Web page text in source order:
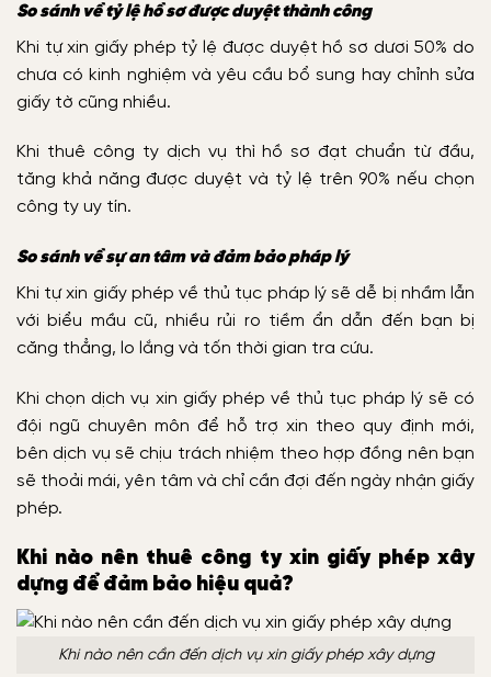
So sánh về tỷ lệ hồ sơ được duyệt thành công
Khi tự xin giấy phép tỷ lệ được duyệt hồ sơ dươi 50% do
chưa có kinh nghiệm và yêu cầu bổ sung hay chỉnh sửa
giấy tờ cũng nhiều.
Khi thuê công ty dịch vụ thì hồ sơ đạt chuẩn từ đầu,
tăng khả năng được duyệt và tỷ lệ trên 90% nếu chọn
công ty uy tín.
So sánh về sự an tâm và đảm bảo pháp lý
Khi tự xin giấy phép về thủ tục pháp lý sẽ dễ bị nhầm lẫn
với biểu mầu cũ, nhiều rủi ro tiềm ẩn dẫn đến bạn bị
căng thẳng, lo lắng và tốn thời gian tra cứu.
Khi chọn dịch vụ xin giấy phép về thủ tục pháp lý sẽ có
đội ngũ chuyên môn để hỗ trợ xin theo quy định mới,
bên dịch vụ sẽ chịu trách nhiệm theo hợp đồng nên bạn
sẽ thoải mái, yên tâm và chỉ cần đợi đến ngày nhận giấy
phép.
Khi nào nên thuê công ty xin giấy phép xây
dựng để đảm bảo hiệu quả?
Khi nào nên cần đến dịch vụ xin giấy phép xây dựng